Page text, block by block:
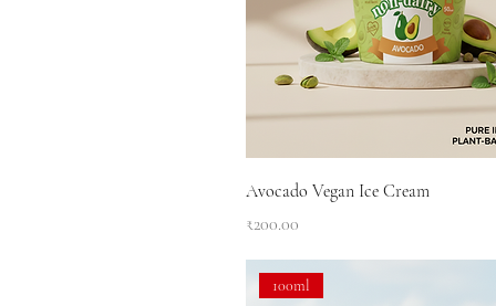
Avocado Vegan Ice Cream
Price
₹200.00
100ml